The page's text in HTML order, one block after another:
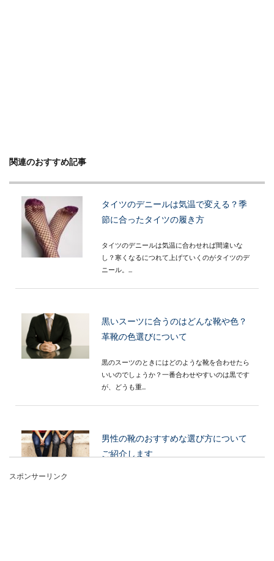
関連のおすすめ記事
タイツのデニールは気温で変える？季
節に合ったタイツの履き方
タイツのデニールは気温に合わせれば間違いな
し？寒くなるにつれて上げていくのがタイツのデ
ニール。...
黒いスーツに合うのはどんな靴や色？
革靴の色選びについて
黒のスーツのときにはどのような靴を合わせたら
いいのでしょうか？一番合わせやすいのは黒です
が、どうも重...
男性の靴のおすすめな選び方について
ご紹介します
スポンサーリンク